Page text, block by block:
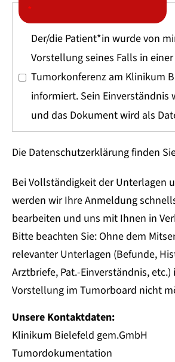
*
Der/die Patient*in wurde von
Vorstellung seines Falls in einer
Tumorkonferenz am Klinikum
informiert. Sein Einverständnis
und das Dokument wird als
Die Datenschutzerklärung finden
Bei Vollständigkeit der Unterlagen
werden wir Ihre Anmeldung
bearbeiten und uns mit Ihnen in
Bitte beachten Sie: Ohne dem
relevanter Unterlagen (Befunde,
Arztbriefe, Pat.-Einverständnis, etc.)
Vorstellung im Tumorboard nicht
Unsere Kontaktdaten:
Klinikum Bielefeld gem.GmbH
Tumordokumentation